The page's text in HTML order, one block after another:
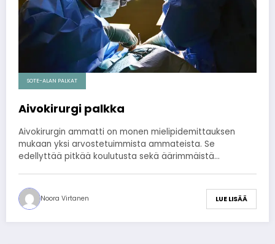
SOTE-ALAN PALKAT
Aivokirurgi palkka
Aivokirurgin ammatti on monen mielipidemittauksen
mukaan yksi arvostetuimmista ammateista. Se
edellyttää pitkää koulutusta sekä äärimmäistä…
Noora Virtanen LUE LISÄÄ